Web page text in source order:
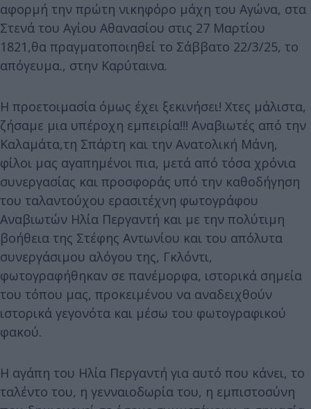
αφορμή την πρώτη νικηφόρο μάχη του Αγώνα, στα
Στενά του Αγίου Αθανασίου στις 27 Μαρτίου
1821,θα πραγματοποιηθεί το Σάββατο 22/3/25, το
απόγευμα., στην Καρύταινα.
Η προετοιμασία όμως έχει ξεκινήσει! Χτες μάλιστα,
ζήσαμε μια υπέροχη εμπειρία!!! Αναβιωτές από την
Καλαμάτα,τη Σπάρτη και την Ανατολική Μάνη,
φίλοι μας αγαπημένοι πια, μετά από τόσα χρόνια
συνεργασίας και προσφοράς υπό την καθοδήγηση
του ταλαντούχου ερασιτέχνη φωτογράφου
Αναβιωτών Ηλία Περγαντή και με την πολύτιμη
βοήθεια της Στέφης Αντωνίου και του απόλυτα
συνεργάσιμου αλόγου της, Γκλόντι,
φωτογραφήθηκαν σε πανέμορφα, ιστορικά σημεία
του τόπου μας, προκειμένου να αναδειχθούν
ιστορικά γεγονότα και μέσω του φωτογραφικού
φακού.
Η αγάπη του Ηλία Περγαντή για αυτό που κάνει, το
ταλέντο του, η γενναιοδωρία του, η εμπιστοσύνη